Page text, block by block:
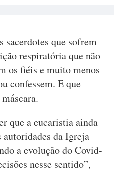
sacerdotes que sofrem
respiratória que não
os fiéis e muito menos
confessem. E que
que a eucaristia ainda
autoridades da Igreja
a evolução do Covid-
nesse sentido”,